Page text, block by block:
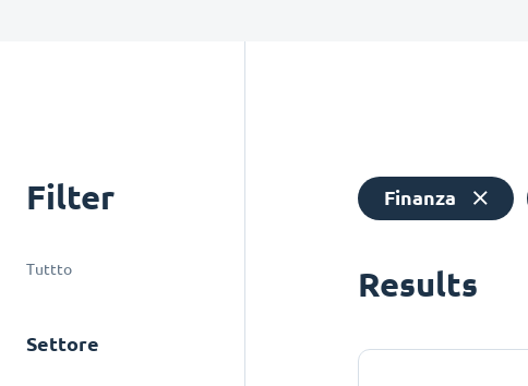
Filter
Tuttto
Settore
Finanza
Results